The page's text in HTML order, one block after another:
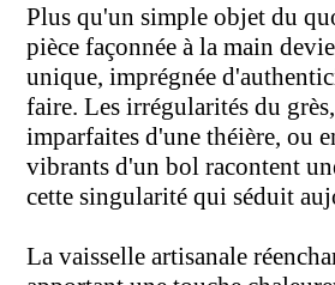
Plus qu'un simple objet du
pièce façonnée à la main
unique, imprégnée
faire. Les irrégularités du
imparfaites d'une théière, ou
vibrants d'un bol racontent
cette singularité qui séduit
La vaisselle artisanale